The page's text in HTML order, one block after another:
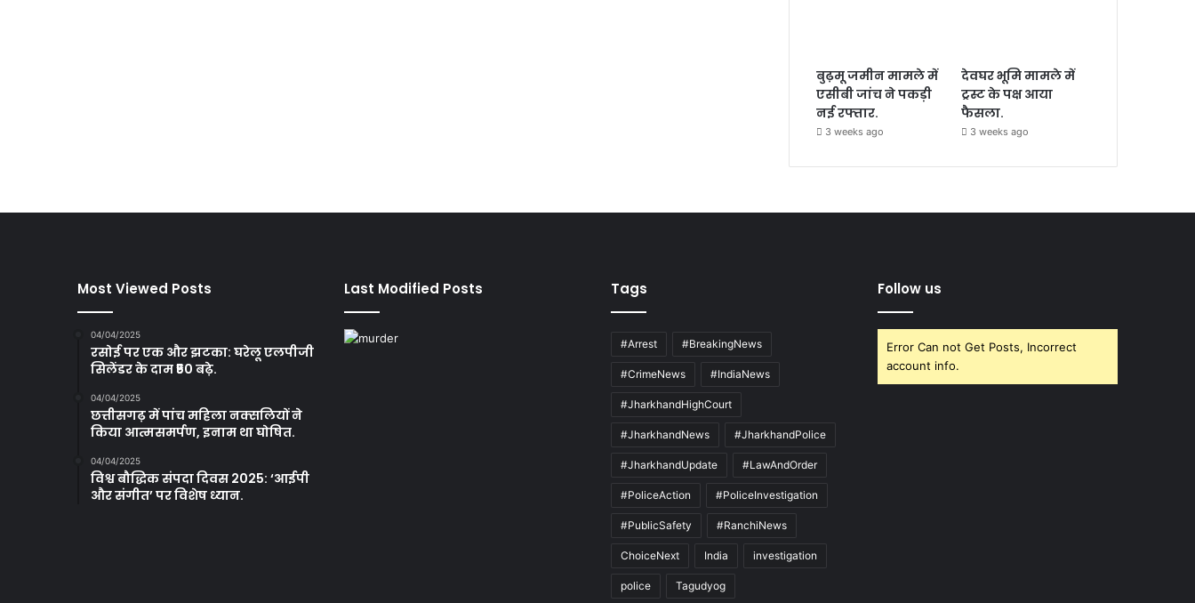
बुढ़मू जमीन मामले में
एसीबी जांच ने पकड़ी
नई रफ्तार.
3 weeks ago
देवघर भूमि मामले में
ट्रस्ट के पक्ष आया
फैसला.
3 weeks ago
Most Viewed Posts
04/04/2025
रसोई पर एक और झटका: घरेलू एलपीजी
सिलेंडर के दाम ₹50 बढ़े.
04/04/2025
छत्तीसगढ़ में पांच महिला नक्सलियों ने
किया आत्मसमर्पण, इनाम था घोषित.
04/04/2025
विश्व बौद्धिक संपदा दिवस 2025: ‘आईपी
और संगीत’ पर विशेष ध्यान.
Last Modified Posts Tags
#Arrest #BreakingNews
#CrimeNews #IndiaNews
#JharkhandHighCourt
#JharkhandNews #JharkhandPolice
#JharkhandUpdate #LawAndOrder
#PoliceAction #PoliceInvestigation
#PublicSafety #RanchiNews
ChoiceNext India investigation
police Tagudyog
Follow us
Error Can not Get Posts, Incorrect
account info.